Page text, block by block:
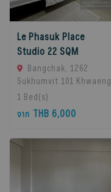
Le Phasuk Place
Studio 22 SQM
Bangchak, 1262
Sukhumvit 101 Khwaeng
Bang Chak, Khet Phra
Khanong, Bangkok 10260,
Bangkok, 10260 Bangkok,
1 Bed(s)
จาก THB 6,000